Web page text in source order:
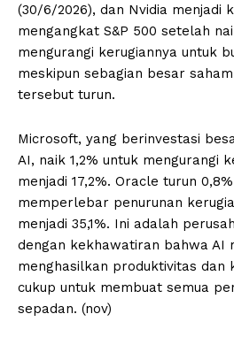
(30/6/2026), dan Nvidia menjadi
mengangkat S&P 500 setelah
mengurangi kerugiannya untuk
meskipun sebagian besar
tersebut turun.
Microsoft, yang berinvestasi
AI, naik 1,2% untuk mengurangi
menjadi 17,2%. Oracle turun
memperlebar penurunan
menjadi 35,1%. Ini adalah
dengan kekhawatiran bahwa AI
menghasilkan produktivitas dan
cukup untuk membuat semua
sepadan. (nov)